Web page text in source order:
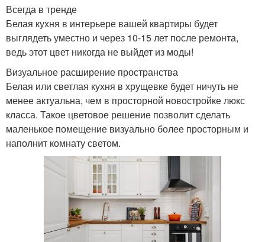
Всегда в тренде
Белая кухня в интерьере вашей квартиры будет
выглядеть уместно и через 10-15 лет после ремонта,
ведь этот цвет никогда не выйдет из моды!
Визуальное расширение пространства
Белая или светлая кухня в хрущевке будет ничуть не
менее актуальна, чем в просторной новостройке люкс
класса. Такое цветовое решение позволит сделать
маленькое помещение визуально более просторным и
наполнит комнату светом.